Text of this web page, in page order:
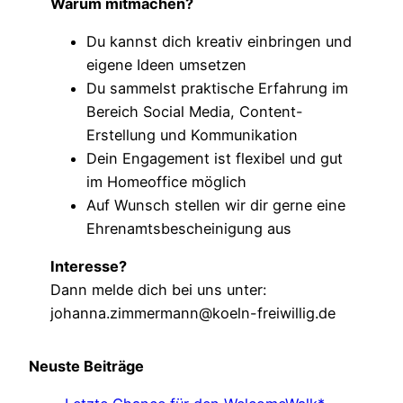
Du kannst dich kreativ einbringen und
eigene Ideen umsetzen
Du sammelst praktische Erfahrung im
Bereich Social Media, Content-
Erstellung und Kommunikation
Dein Engagement ist flexibel und gut
im Homeoffice möglich
Auf Wunsch stellen wir dir gerne eine
Ehrenamtsbescheinigung aus
Interesse?
Dann melde dich bei uns unter:
johanna.zimmermann@koeln-freiwillig.de
Neuste Beiträge